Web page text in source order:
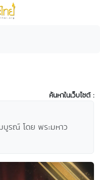
ค้นหาในเว็บไซต์ :
บูรณ์ โดย พระมหาว